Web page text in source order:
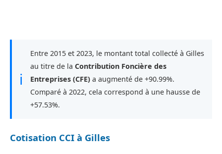
ℹ
Entre 2015 et 2023, le montant total collecté à Gilles
au titre de la Contribution Foncière des
Entreprises (CFE) a augmenté de +90.99%.
Comparé à 2022, cela correspond à une hausse de
+57.53%.
Cotisation CCI à Gilles